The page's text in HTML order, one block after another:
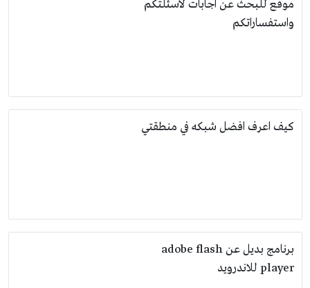
موقع للبحث عن اجابات لاسئلتكم
واستفساراتكم
كيف اعرف افضل شبكه في منطقتي
برنامج بديل عن adobe flash
player للاندرويد